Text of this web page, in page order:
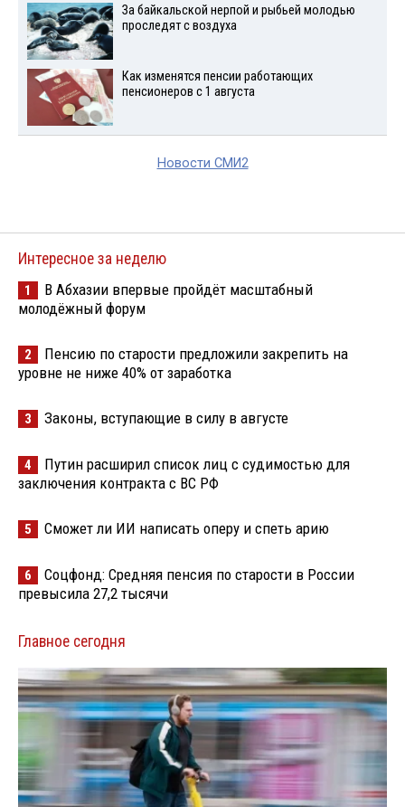
За байкальской нерпой и рыбьей молодью
проследят с воздуха
Как изменятся пенсии работающих
пенсионеров с 1 августа
Новости СМИ2
Интересное за неделю
1
В Абхазии впервые пройдёт масштабный
молодёжный форум
2
Пенсию по старости предложили закрепить на
уровне не ниже 40% от заработка
3 Законы, вступающие в силу в августе
4
Путин расширил список лиц с судимостью для
заключения контракта с ВС РФ
5 Сможет ли ИИ написать оперу и спеть арию
6
Соцфонд: Средняя пенсия по старости в России
превысила 27,2 тысячи
Главное сегодня